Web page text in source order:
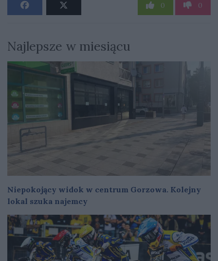
0 0
Najlepsze w miesiącu
Niepokojący widok w centrum Gorzowa. Kolejny
lokal szuka najemcy